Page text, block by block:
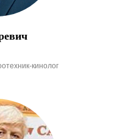
кинолог